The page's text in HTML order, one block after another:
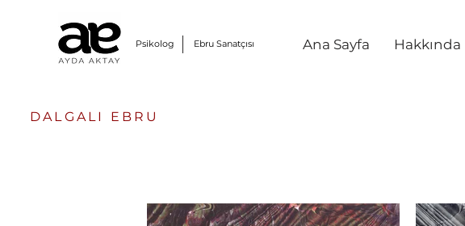
Psikolog Ebru Sanatçısı Ana Sayfa Hakkında
DALGALI EBRU